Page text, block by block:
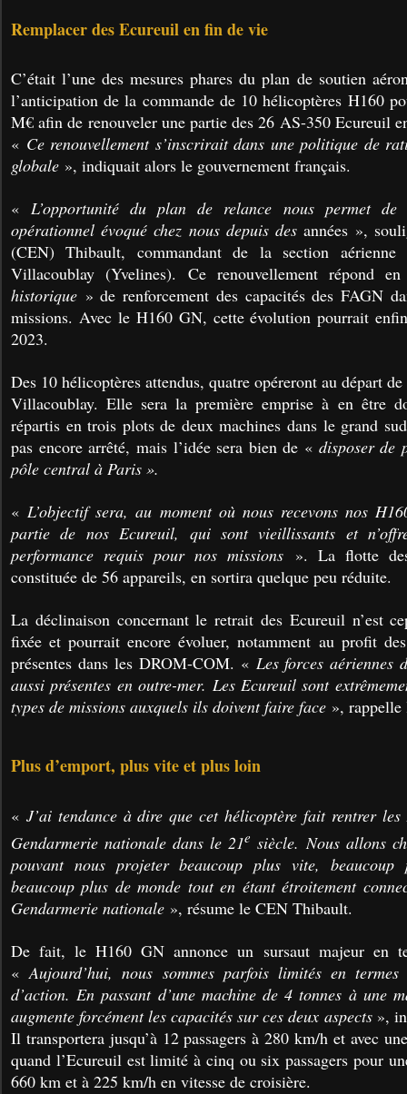
Remplacer des Ecureuil en fin de vie
C’était l’une des mesures phares du plan de soutien
l’anticipation de la commande de 10 hélicoptères H160
M€ afin de renouveler une partie des 26 AS-350 Ecureuil
« Ce renouvellement s’inscrirait dans une politique de
globale », indiquait alors le gouvernement français.
«L’opportunité du plan de relance nous permet de
opérationnel évoqué chez nous depuis desannées »,
(CEN) Thibault, commandant de la section
Villacoublay (Yvelines). Ce renouvellement répond
historique » de renforcement des capacités des FAGN
missions. Avec le H160 GN, cette évolution pourrait
2023.
Des 10 hélicoptères attendus, quatre opéreront au départ
Villacoublay. Elle sera la première emprise à en être
répartis en trois plots de deux machines dans le grand
pas encore arrêté, mais l’idée sera bien de « disposer de
pôle central à Paris ».
«L’objectif sera, au moment où nous recevons nos
partie de nos Ecureuil, qui sont vieillissants et
performance requis pour nos missions ». La flotte
constituée de 56 appareils, en sortira quelque peu réduite.
La déclinaison concernant le retrait des Ecureuil n’est
fixée et pourrait encore évoluer, notamment au profit
présentes dans les DROM-COM. « Les forces aériennes
aussi présentes en outre-mer. Les Ecureuil sont
types de missions auxquels ils doivent faire face »,
Plus d’emport, plus vite et plus loin
« J’ai tendance à dire que cet hélicoptère fait rentrer
Gendarmerie nationale dans le 21e siècle. Nous allons
pouvant nous projeter beaucoup plus vite,
beaucoup plus de monde tout en étant étroitement
Gendarmerie nationale », résume le CEN Thibault.
De fait, le H160 GN annonce un sursaut majeur en
«Aujourd’hui, nous sommes parfois limités en
d’action. En passant d’une machine de 4 tonnes à une
augmente forcément les capacités sur ces deux aspects»,
Il transportera jusqu’à 12 passagers à 280 km/h et avec
quand l’Ecureuil est limité à cinq ou six passagers pour
660 km et à 225 km/h en vitesse de croisière.